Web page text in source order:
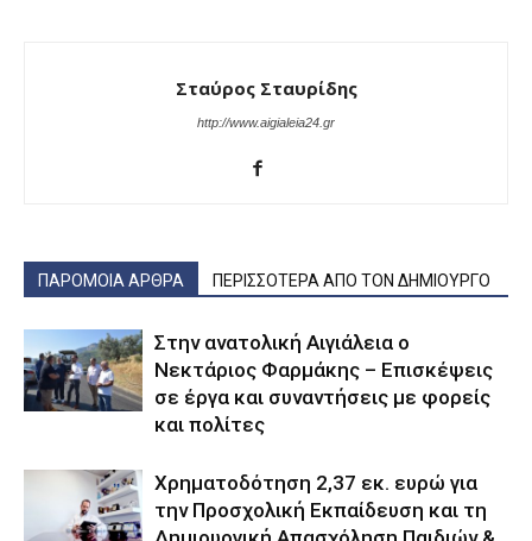
Σταύρος Σταυρίδης
http://www.aigialeia24.gr
ΠΑΡΟΜΟΙΑ ΑΡΘΡΑ ΠΕΡΙΣΣΟΤΕΡΑ ΑΠΟ ΤΟΝ ΔΗΜΙΟΥΡΓΟ
Στην ανατολική Αιγιάλεια ο
Νεκτάριος Φαρμάκης – Επισκέψεις
σε έργα και συναντήσεις με φορείς
και πολίτες
Χρηματοδότηση 2,37 εκ. ευρώ για
την Προσχολική Εκπαίδευση και τη